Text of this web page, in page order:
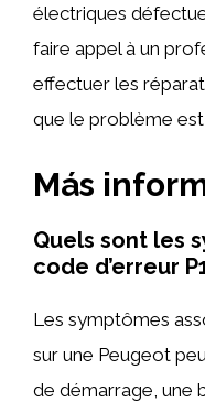
électriques
faire appel à un
effectuer les
que le problème
Más
Quels sont les
code d’erreur
Les symptômes
sur une Peugeot
de démarrage, une